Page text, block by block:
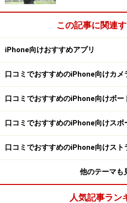
スマホからも簡単申込み
契約には楽天アカウントが必要
持ちでない方はアカウントを作
1年無料キャンペーンは、一人1
もありいつ終了するか未定。検
申込みがオススメです。※2020
万件突破との発表がありました
③SIMが到着したら開通（アクテ
この記事に関連
iPhone向けおすすめアプリ
口コミでおすすめのiPhone向けカメ
口コミでおすすめのiPhone向けボー
口コミでおすすめのiPhone向けスポ
口コミでおすすめのiPhone向けスト
他のテーマも
人気記事ラン